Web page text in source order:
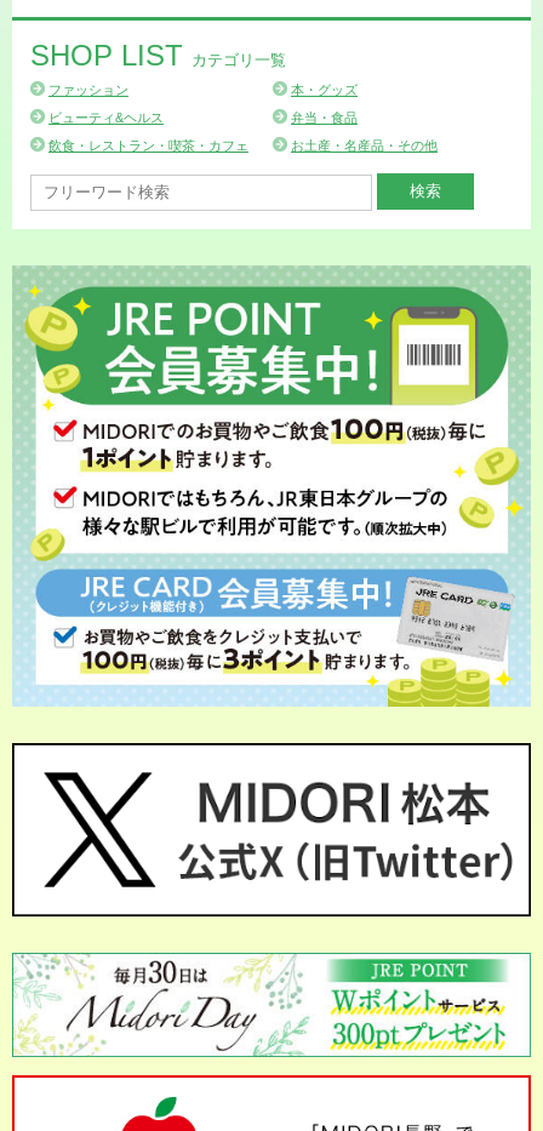
SHOP LIST カテゴリ一覧
ファッション
本・グッズ
ビューティ&ヘルス
弁当・食品
飲食・レストラン・喫茶・カフェ
お土産・名産品・その他